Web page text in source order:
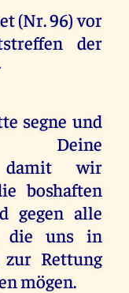
(Nr. 96) vor
der
segne und
Deine
damit wir
boshaften
gegen alle
die uns in
Rettung
mögen.